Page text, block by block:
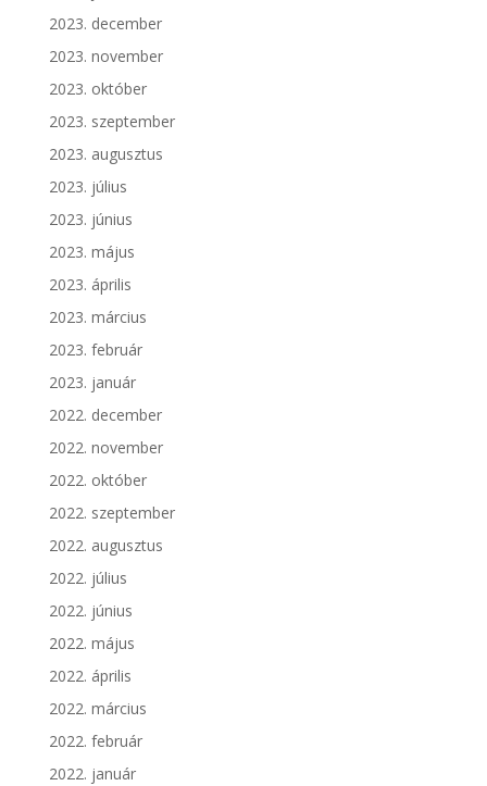
2023. december
2023. november
2023. október
2023. szeptember
2023. augusztus
2023. július
2023. június
2023. május
2023. április
2023. március
2023. február
2023. január
2022. december
2022. november
2022. október
2022. szeptember
2022. augusztus
2022. július
2022. június
2022. május
2022. április
2022. március
2022. február
2022. január